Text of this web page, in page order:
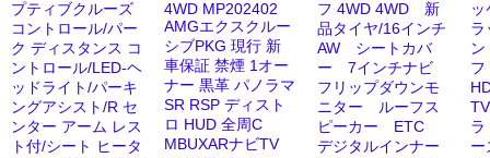
プティブクルーズ
コントロール/パー
ク ディスタンス コ
ントロール/LED-ヘ
ッドライト/パーキ
ングアシスト/R セ
ンター アーム レス
ト付/シート ヒータ
4WD MP202402
AMGエクスクルー
シブPKG 現行 新
車保証 禁煙 1オー
ナー 黒革 パノラマ
SR RSP ディスト
ロ HUD 全周C
MBUXARナビTV
フ 4WD 4WD 新
品タイヤ/16インチ
AW シートカバ
ー 7インチナビ
フリップダウンモ
ニター ルーフス
ピーカー ETC
デジタルインナー
ラ
ー